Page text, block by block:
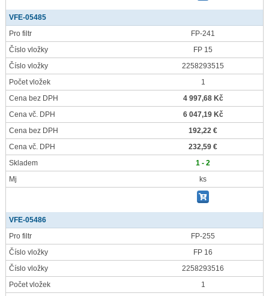
VFE-05485
Pro filtr
FP-241
Číslo vložky
FP 15
Číslo vložky
2258293515
Počet vložek
1
Cena bez DPH
4 997,68 Kč
Cena vč. DPH
6 047,19 Kč
Cena bez DPH
192,22 €
Cena vč. DPH
232,59 €
Skladem
1 - 2
Mj
ks
VFE-05486
Pro filtr
FP-255
Číslo vložky
FP 16
Číslo vložky
2258293516
Počet vložek
1